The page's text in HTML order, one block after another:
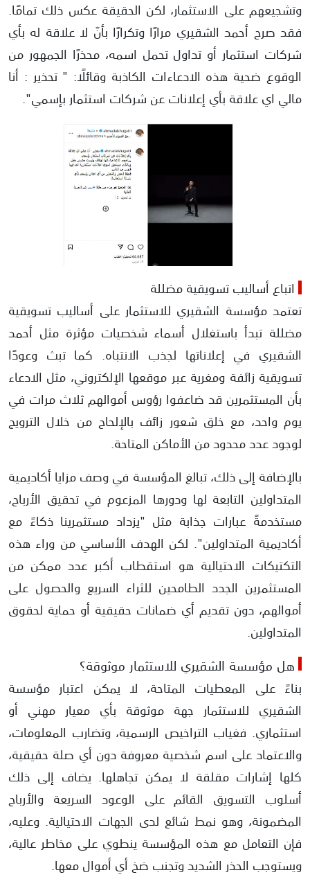
وتشجيعهم على الاستثمار، لكن الحقيقة عكس ذلك تمامًا.
فقد صرح أحمد الشقيري مرارًا وتكرارًا بأنّ لا علاقة له بأي
شركات استثمار أو تداول تحمل اسمه، محذرًا الجمهور من
الوقوع ضحية هذه الادعاءات الكاذبة وقائلًا: " تحذير : أنا
مالي اي علاقة بأي إعلانات عن شركات استثمار بإسمي".
اتباع أساليب تسويقية مضللة
تعتمد مؤسسة الشقيري للاستثمار على أساليب تسويقية
مضللة تبدأ باستغلال أسماء شخصيات مؤثرة مثل أحمد
الشقيري في إعلاناتها لجذب الانتباه. كما تبث وعودًا
تسويقية زائفة ومغرية عبر موقعها الإلكتروني، مثل الادعاء
بأن المستثمرين قد ضاعفوا رؤوس أموالهم ثلاث مرات في
يوم واحد، مع خلق شعور زائف بالإلحاح من خلال الترويج
لوجود عدد محدود من الأماكن المتاحة.
بالإضافة إلى ذلك، تبالغ المؤسسة في وصف مزايا أكاديمية
المتداولين التابعة لها ودورها المزعوم في تحقيق الأرباح،
مستخدمةً عبارات جذابة مثل "يزداد مستثمرينا ذكاءً مع
أكاديمية المتداولين". لكن الهدف الأساسي من وراء هذه
التكتيكات الاحتيالية هو استقطاب أكبر عدد ممكن من
المستثمرين الجدد الطامحين للثراء السريع والحصول على
أموالهم، دون تقديم أي ضمانات حقيقية أو حماية لحقوق
المتداولين.
هل مؤسسة الشقيري للاستثمار موثوقة؟
بناءً على المعطيات المتاحة، لا يمكن اعتبار مؤسسة
الشقيري للاستثمار جهة موثوقة بأي معيار مهني أو
استثماري. فغياب التراخيص الرسمية، وتضارب المعلومات،
والاعتماد على اسم شخصية معروفة دون أي صلة حقيقية،
كلها إشارات مقلقة لا يمكن تجاهلها. يضاف إلى ذلك
أسلوب التسويق القائم على الوعود السريعة والأرباح
المضمونة، وهو نمط شائع لدى الجهات الاحتيالية. وعليه،
فإن التعامل مع هذه المؤسسة ينطوي على مخاطر عالية،
ويستوجب الحذر الشديد وتجنب ضخ أي أموال معها.